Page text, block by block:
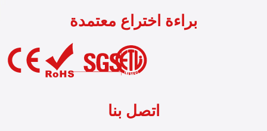
براءة اختراع معتمدة
اتصل بنا